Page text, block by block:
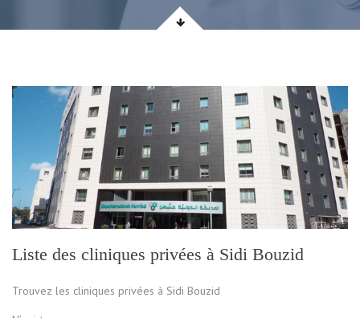
Liste des cliniques privées à Sidi Bouzid
Trouvez les cliniques privées à Sidi Bouzid